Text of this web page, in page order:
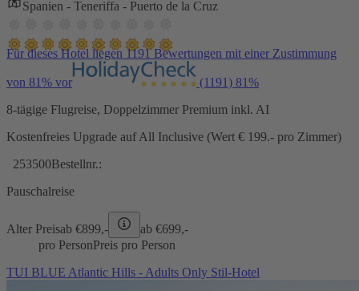
Spanien - Teneriffa - Puerto de la Cruz
Für dieses Hotel liegen 1191 Bewertungen mit einer Zustimmung
von 81% vor (1191) 81%
8-tägige Flugreise, Doppelzimmer Premium inkl. AI
Kostenfreies Upgrade auf All Inclusive (Wert € 199.- pro Zimmer)
253500Bestellnr.:
Pauschalreise
Alter Preisab €899,- ab €699,-
pro PersonPreis pro Person
TUI BLUE Atlantic Hills - Adults Only Stil-Hotel